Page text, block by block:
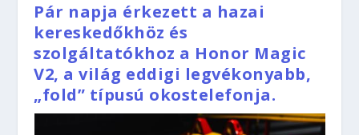
Pár napja érkezett a hazai
kereskedőkhöz és
szolgáltatókhoz a Honor Magic
V2, a világ eddigi legvékonyabb,
„fold” típusú okostelefonja.